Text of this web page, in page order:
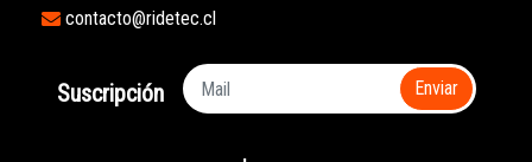
contacto@ridetec.cl
Suscripción Enviar